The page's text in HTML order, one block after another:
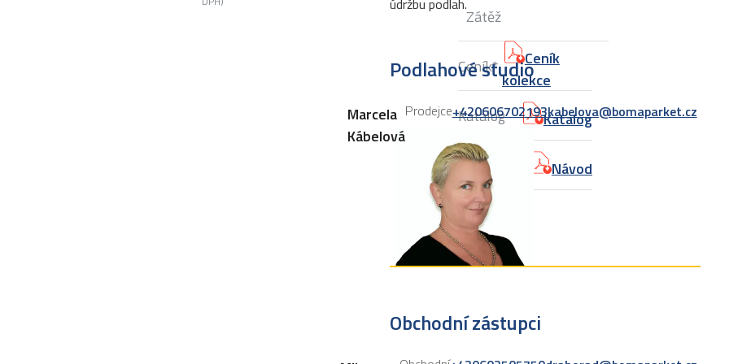
Zátěž
Ceník*
Ceník
kolekce
Katalog
Katalog
Návod Návod
údržbu podlah.
Podlahové studio
Marcela
Kábelová
Prodejce+420606702193kabelova@bomaparket.cz
Obchodní zástupci